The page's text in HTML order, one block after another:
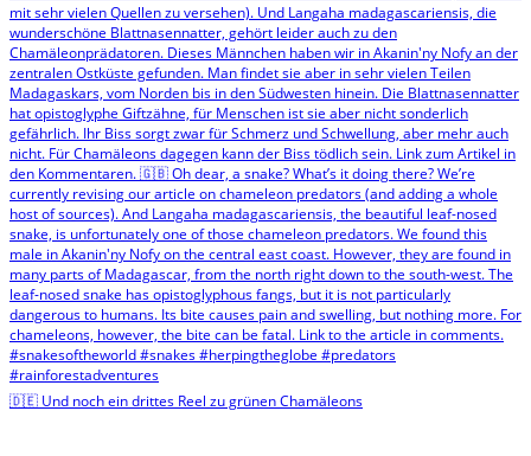
🇩🇪 Und noch ein drittes Reel zu grünen Chamäleons